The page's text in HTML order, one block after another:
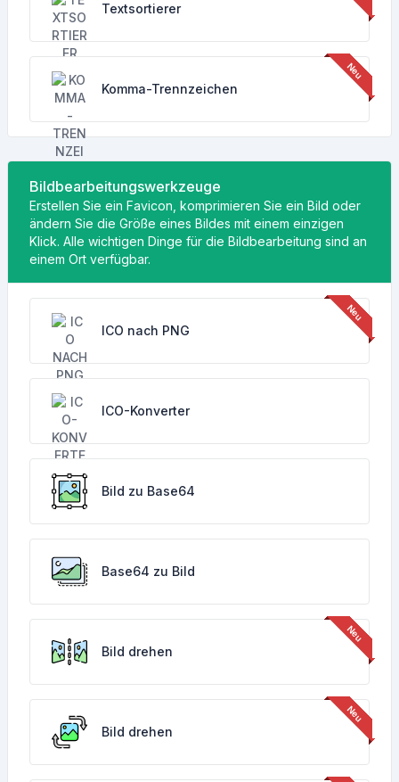
Textsortierer
Komma-Trennzeichen
Bildbearbeitungswerkzeuge
Erstellen Sie ein Favicon, komprimieren Sie ein Bild oder
ändern Sie die Größe eines Bildes mit einem einzigen
Klick. Alle wichtigen Dinge für die Bildbearbeitung sind an
einem Ort verfügbar.
ICO nach PNG
ICO-Konverter
Bild zu Base64
Base64 zu Bild
Bild drehen
Bild drehen